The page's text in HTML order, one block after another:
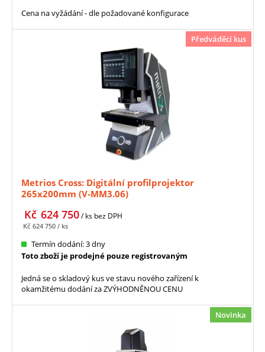
Cena na vyžádání - dle požadované konfigurace
Předváděcí kus
Metrios Cross: Digitální profilprojektor
265x200mm (V-MM3.06)
624 750
Kč / ks bez DPH
624 750
Kč / ks
Termín dodání: 3 dny
Toto zboží je prodejné pouze registrovaným
Jedná se o skladový kus ve stavu nového zařízení k
okamžitému dodání za ZVÝHODNĚNOU CENU
Novinka